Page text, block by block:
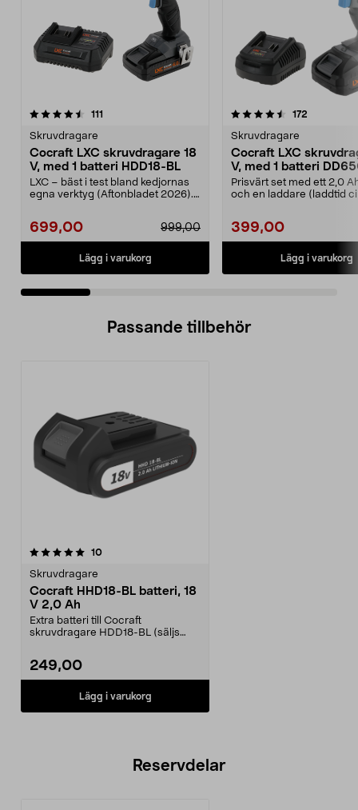
111
Skruvdragare
Cocraft LXC skruvdragare 18
V, med 1 batteri HDD18-BL
LXC – bäst i test bland kedjornas
egna verktyg (Aftonbladet 2026).
699,00 999,00
Lägg i varukorg
4.5 av 5 stjärnor 172
Skruvdragare
Cocraft LXC
V, med 1 batteri
Prisvärt set med ett 2,0
och en laddare (laddtid
399,00
Lägg i varukorg
4.5 av 5 stjärnor
Passande tillbehör
10recensioner
Skruvdragare
Cocraft HHD18-BL batteri, 18
V 2,0 Ah
Extra batteri till Cocraft
skruvdragare HDD18-BL (säljs
249,00
Lägg i varukorg
Reservdelar